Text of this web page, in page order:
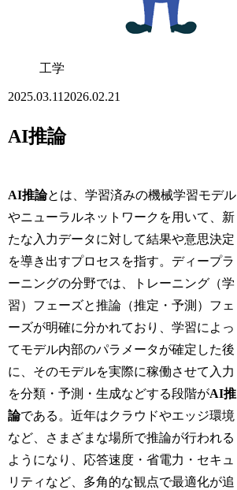
工学
2025.03.11 2026.02.21
AI推論
AI推論とは、学習済みの機械学習モデル
やニューラルネットワークを用いて、新
たな入力データに対して結果や意思決定
を導き出すプロセスを指す。ディープラ
ーニングの分野では、トレーニング（学
習）フェーズと推論（推定・予測）フェ
ーズが明確に分かれており、学習によっ
てモデル内部のパラメータが確定した後
に、そのモデルを実際に稼働させて入力
を分類・予測・生成などする段階がAI推
論である。近年はクラウドやエッジ環境
など、さまざまな場所で推論が行われる
ようになり、応答速度・省電力・セキュ
リティなど、多角的な観点で最適化が追